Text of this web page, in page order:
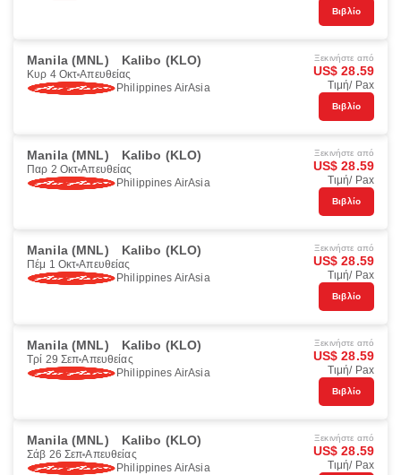
Βιβλίο
Manila (MNL) Kalibo (KLO)
Κυρ 4 Οκτ Απευθείας
Philippines AirAsia
Ξεκινήστε από
US$ 28.59
Τιμή/ Pax
Βιβλίο
Manila (MNL) Kalibo (KLO)
Παρ 2 Οκτ Απευθείας
Philippines AirAsia
Ξεκινήστε από
US$ 28.59
Τιμή/ Pax
Βιβλίο
Manila (MNL) Kalibo (KLO)
Πέμ 1 Οκτ Απευθείας
Philippines AirAsia
Ξεκινήστε από
US$ 28.59
Τιμή/ Pax
Βιβλίο
Manila (MNL) Kalibo (KLO)
Τρί 29 Σεπ Απευθείας
Philippines AirAsia
Ξεκινήστε από
US$ 28.59
Τιμή/ Pax
Βιβλίο
Manila (MNL) Kalibo (KLO)
Σάβ 26 Σεπ Απευθείας
Philippines AirAsia
Ξεκινήστε από
US$ 28.59
Τιμή/ Pax